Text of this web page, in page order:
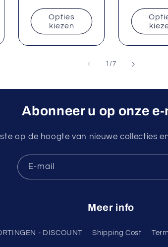
Opties
kiezen
/van
7
Abonneer u op onze
op de hoogte van nieuwe collecties
E‑mail
Meer info
- DISCOUNT Shipping Cost